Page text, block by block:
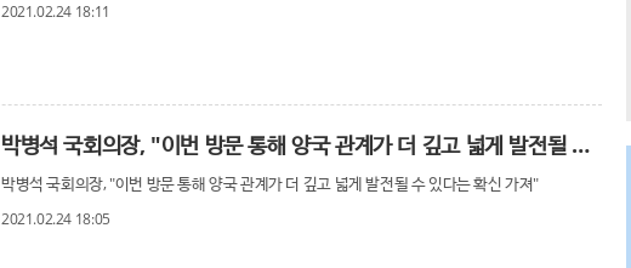
2021.02.24 18:11
박병석 국회의장, "이번 방문 통해 양국 관계가 더 깊고 넓게 발전될 수 있다는 확신 가져
박병석 국회의장, "이번 방문 통해 양국 관계가 더 깊고 넓게 발전될 수 있다는 확신 가져"
2021.02.24 18:05